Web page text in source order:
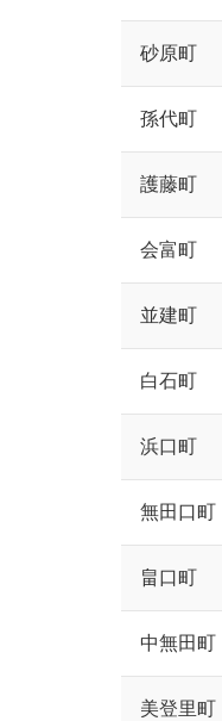
砂原町
孫代町
護藤町
会富町
並建町
白石町
浜口町
無田口町
畠口町
中無田町
美登里町